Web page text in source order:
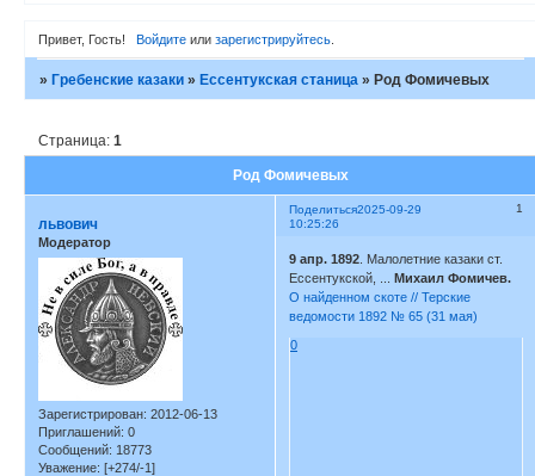
Привет, Гость! Войдитеили зарегистрируйтесь.
»Гребенские казаки »Ессентукская станица »Род Фомичевых
Род Фомичевых
Страница:1
Поделиться 1
2025-09-29
10:25:26
львович
Модератор
Зарегистрирован: 2012-06-13
Приглашений: 0
Сообщений: 18773
Уважение: [+274/-1]
9 апр. 1892 . Малолетние казаки ст.
Ессентукской, ...Михаил Фомичев.
О найденном скоте // Терские
ведомости 1892 № 65 (31 мая)
0